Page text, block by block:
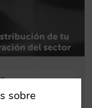
sobre